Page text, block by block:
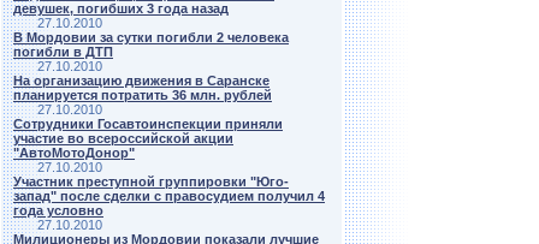
девушек, погибших 3 года назад
27.10.2010
В Мордовии за сутки погибли 2 человека
погибли в ДТП
27.10.2010
На организацию движения в Саранске
планируется потратить 36 млн. рублей
27.10.2010
Сотрудники Госавтоинспекции приняли
участие во всероссийской акции
"АвтоМотоДонор"
27.10.2010
Участник преступной группировки "Юго-
запад" после сделки с правосудием получил 4
года условно
27.10.2010
Милиционеры из Мордовии показали лучшие